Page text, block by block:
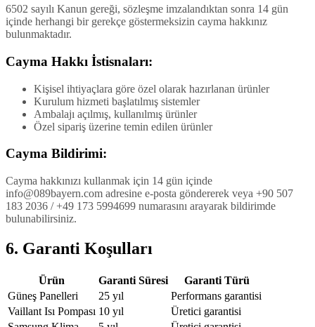
6502 sayılı Kanun gereği, sözleşme imzalandıktan sonra 14 gün
içinde herhangi bir gerekçe göstermeksizin cayma hakkınız
bulunmaktadır.
Cayma Hakkı İstisnaları:
Kişisel ihtiyaçlara göre özel olarak hazırlanan ürünler
Kurulum hizmeti başlatılmış sistemler
Ambalajı açılmış, kullanılmış ürünler
Özel sipariş üzerine temin edilen ürünler
Cayma Bildirimi:
Cayma hakkınızı kullanmak için 14 gün içinde
info@089bayern.com adresine e-posta göndererek veya +90 507
183 2036 / +49 173 5994699 numarasını arayarak bildirimde
bulunabilirsiniz.
6. Garanti Koşulları
Ürün Garanti Süresi
Garanti Türü
Güneş Panelleri
25 yıl
Performans garantisi
Vaillant Isı Pompası 10 yıl
Üretici garantisi